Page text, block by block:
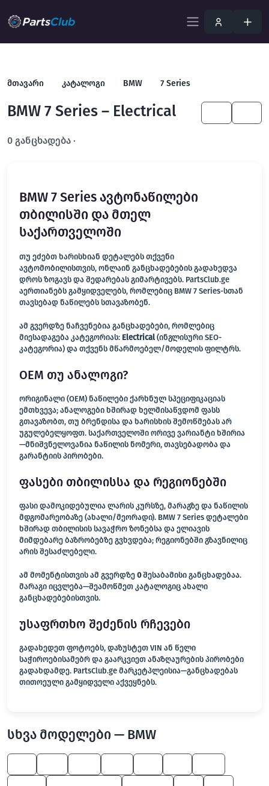
მთავარი კატალოგი BMW 7 Series
BMW 7 Series – Electrical
0 განცხადება ·
BMW 7 Series ავტონაწილები
თბილისში და მთელ
საქართველოში
თუ ეძებთ ხარისხიან დეტალებს თქვენი
ავტომობილისთვის, ონლაინ განცხადებების გადახედვა
დროს ზოგავს და შედარებას გიმარტივებს. PartsClub.ge
აერთიანებს გამყიდველებს, რომლებიც BMW 7 Series-სთან
თავსებად ნაწილებს სთავაზობენ.
ამ გვერდზე ნაჩვენებია განცხადებები, რომლებიც
მიესადაგება კატეგორიას: Electrical (ინგლისური SEO-
კატეგორია) და თქვენს მწარმოებელ/მოდელის ფილტრს.
OEM თუ ანალოგი?
ორიგინალი (OEM) ნაწილები ქარხნულ სპეციფიკაციას
ემთხვევა; ანალოგები ხშირად ხელმისაწვდომ ფასს
გთავაზობთ, თუ ბრენდისა და ხარისხის შემოწმებას არ
უგულებელყოფთ. საქართველოში ორივე ვარიანტი ხშირია
—მნიშვნელოვანია ნაწილის ნომერი, თავსებადობა და
გარანტიის პირობები.
ფასები თბილისსა და რეგიონებში
ფასი დამოკიდებულია ლარის კურსზე, მარაგზე და ნაწილის
მდგომარეობაზე (ახალი/მეორადი). BMW 7 Series დეტალები
ხშირად თბილისის სავაჭრო ზონებსა და ელიავის
მიმდებარე ბაზრობებზე გვხვდება; რეგიონებში გზავნილიც
არის შესაძლებელი.
ამ მომენტისთვის ამ გვერდზე 0შესაბამისი განცხადებაა.
მარაგი იცვლება—შეამოწმეთ კატალოგიც ახალი
განცხადებებისთვის.
უსაფრთხო შეძენის რჩევები
გადახედეთ ფოტოებს, დაზუსტეთ VIN ან წელი
საჭიროებისამებრ და გაარკვიეთ ანაზღაურების პირობები
გადახდამდე. PartsClub.ge მარკეტპლეისია—განცხადებას
თითოეული გამყიდველი აქვეყნებს.
სხვა მოდელები — BMW